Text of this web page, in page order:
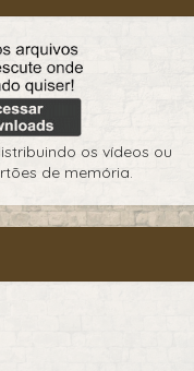
os vídeos ou
de memória.